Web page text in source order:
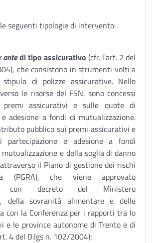
seguenti tipologie di intervento:
antedi tipo assicurativo (cfr. l’art. 2 del
che consistono in strumenti volti a
di polizze assicurative. Nello
le risorse del FSN, sono concessi
assicurativi e sulle quote di
adesione a fondi di mutualizzazione.
pubblico sui premi assicurativi e
partecipazione e adesione a fondi
e della soglia di danno
il Piano di gestione dei rischi
(PGRA), che viene approvato
con decreto del Ministero
della sovranità alimentare e delle
con la Conferenza per i rapporti tra lo
e le province autonome di Trento e di
4 del D.lgs n. 102/2004);